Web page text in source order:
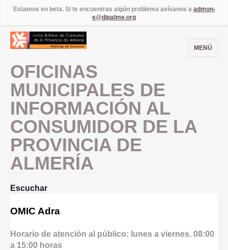
Estamos en beta. Si te encuentras algún problema avísanos a admon-
e@dipalme.org
MENÚ
OFICINAS
MUNICIPALES DE
INFORMACIÓN AL
CONSUMIDOR DE LA
PROVINCIA DE
ALMERÍA
Escuchar
OMIC Adra
Horario de atención al público: lunes a viernes. 08:00
a 15:00 horas